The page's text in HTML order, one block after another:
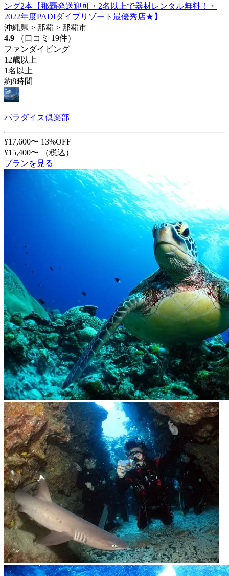
ング2本【那覇発送迎可・2名以上で器材レンタル無料！・
2022年度PADIダイブリゾート最優秀店★】
沖縄県 > 那覇 > 那覇市
4.9
（口コミ 19件）
ファンダイビング
12歳以上
1名以上
約8時間
パラダイス倶楽部
¥17,600〜 13%OFF
¥15,400〜
（税込）
プランを見る